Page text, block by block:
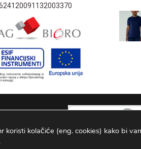
koristi kolačiće (eng. cookies) kako bi
.